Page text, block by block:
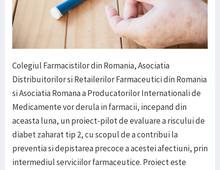
Colegiul Farmacistilor din Romania, Asociatia
Distribuitorilor si Retailerilor Farmaceutici din Romania
si Asociatia Romana a Producatorilor Internationali de
Medicamente vor derula in farmacii, incepand din
aceasta luna, un proiect-pilot de evaluare a riscului de
diabet zaharat tip 2, cu scopul de a contribui la
preventia si depistarea precoce a acestei afectiuni, prin
intermediul serviciilor farmaceutice. Proiect este